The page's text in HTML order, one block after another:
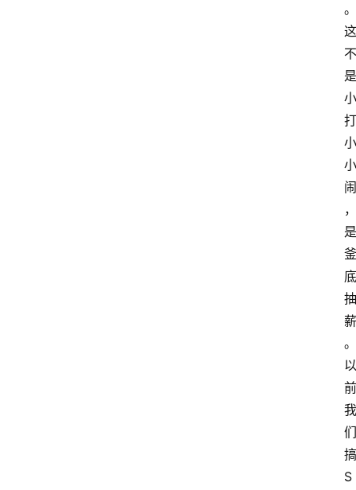
。
这
不
是
小
打
小
小
闹
，
是
釜
底
抽
薪
。
以
前
我
们
搞
S